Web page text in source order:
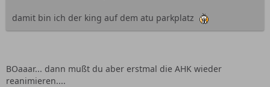
damit bin ich der king auf dem atu parkplatz
BOaaar... dann mußt du aber erstmal die AHK wieder
reanimieren....